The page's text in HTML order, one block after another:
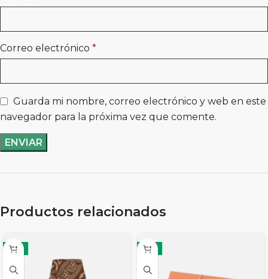
Correo electrónico *
Guarda mi nombre, correo electrónico y web en este
navegador para la próxima vez que comente.
Productos relacionados
-11% -11%